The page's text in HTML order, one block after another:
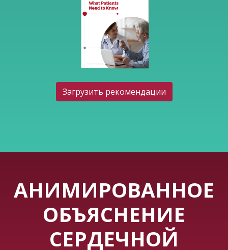
Загрузить рекомендации
АНИМИРОВАННОЕ
ОБЪЯСНЕНИЕ
СЕРДЕЧНОЙ